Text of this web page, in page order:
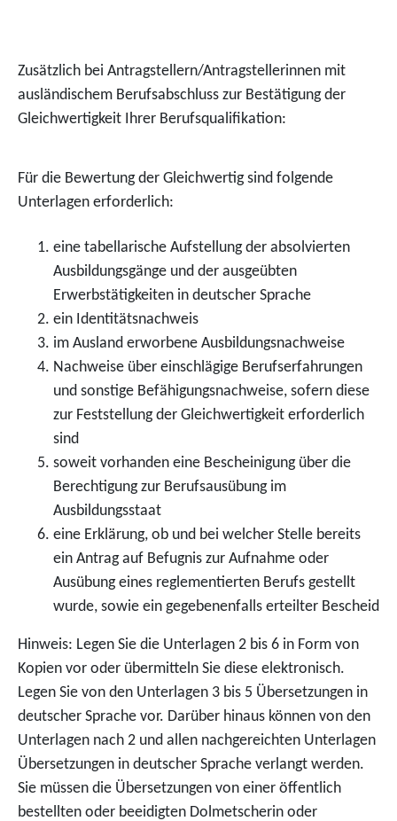
Zusätzlich bei Antragstellern/Antragstellerinnen mit
ausländischem Berufsabschluss zur Bestätigung der
Gleichwertigkeit Ihrer Berufsqualifikation:
Für die Bewertung der Gleichwertig sind folgende
Unterlagen erforderlich:
eine tabellarische Aufstellung der absolvierten
Ausbildungsgänge und der ausgeübten
Erwerbstätigkeiten in deutscher Sprache
ein Identitätsnachweis
im Ausland erworbene Ausbildungsnachweise
Nachweise über einschlägige Berufserfahrungen
und sonstige Befähigungsnachweise, sofern diese
zur Feststellung der Gleichwertigkeit erforderlich
sind
soweit vorhanden eine Bescheinigung über die
Berechtigung zur Berufsausübung im
Ausbildungsstaat
eine Erklärung, ob und bei welcher Stelle bereits
ein Antrag auf Befugnis zur Aufnahme oder
Ausübung eines reglementierten Berufs gestellt
wurde, sowie ein gegebenenfalls erteilter Bescheid
Hinweis: Legen Sie die Unterlagen 2 bis 6 in Form von
Kopien vor oder übermitteln Sie diese elektronisch.
Legen Sie von den Unterlagen 3 bis 5 Übersetzungen in
deutscher Sprache vor. Darüber hinaus können von den
Unterlagen nach 2 und allen nachgereichten Unterlagen
Übersetzungen in deutscher Sprache verlangt werden.
Sie müssen die Übersetzungen von einer öffentlich
bestellten oder beeidigten Dolmetscherin oder